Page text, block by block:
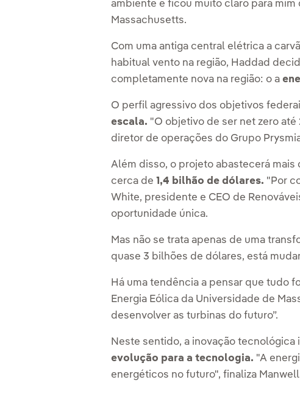
ambiente e ficou muito claro para
Massachusetts.
Com uma antiga central elétrica a
habitual vento na região, Haddad
completamente nova na região: o a
O perfil agressivo dos objetivos
escala. "O objetivo de ser net zero
diretor de operações do Grupo
Além disso, o projeto abastecerá mais
cerca de 1,4 bilhão de dólares. "Por
White, presidente e CEO de
oportunidade única.
Mas não se trata apenas de uma
quase 3 bilhões de dólares, está
Há uma tendência a pensar que tudo
Energia Eólica da Universidade de
desenvolver as turbinas do futuro”.
Neste sentido, a inovação
evolução para a tecnologia. "A
energéticos no futuro", finaliza